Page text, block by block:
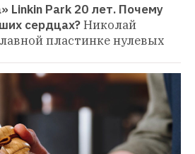
Linkin Park 20 лет. Почему
сердцах?Николай
пластинке нулевых